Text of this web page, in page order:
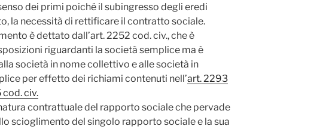
dei primi poiché il subingresso degli eredi
la necessità di rettificare il contratto sociale.
è dettato dall’art. 2252 cod. civ., che è
riguardanti la società semplice ma è
società in nome collettivo e alle società in
per effetto dei richiami contenuti nell’art. 2293
cod. civ.
contrattuale del rapporto sociale che pervade
scioglimento del singolo rapporto sociale e la sua